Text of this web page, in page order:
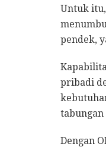
Untuk
pendek,
pribadi
tabungan
Dengan